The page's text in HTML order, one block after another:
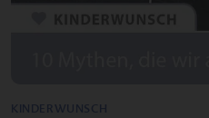
KINDERWUNSCH